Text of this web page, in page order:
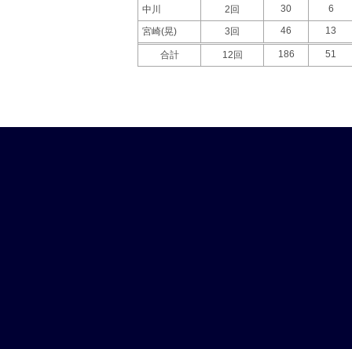
中川 2回 30 6
宮崎(晃) 3回 46 13
合計 12回 186 51